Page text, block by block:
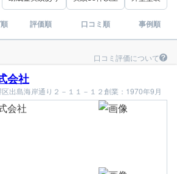
評価順 口コミ順 事例順
口コミ評価について
会社
出島海岸通り２－１１－１２創業：1970年9月